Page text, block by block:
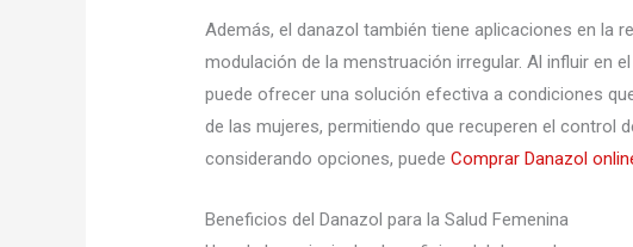
Además, el danazol también tiene aplicaciones en la
modulación de la menstruación irregular. Al influir en
puede ofrecer una solución efectiva a condiciones
de las mujeres, permitiendo que recuperen el control
considerando opciones, puedeComprar Danazol
Beneficios del Danazol para la Salud Femenina